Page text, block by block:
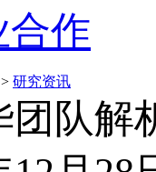
合作
> 研究资讯
团队解